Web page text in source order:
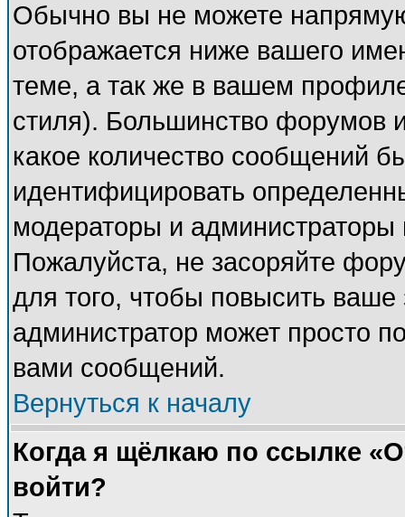
Обычно вы не можете
отображается ниже вашего
теме, а так же в вашем
стиля). Большинство форумов
какое количество сообщений
идентифицировать
модераторы и администраторы
Пожалуйста, не засоряйте
для того, чтобы повысить
администратор может просто
вами сообщений.
Вернуться к началу
Когда я щёлкаю по ссылке
войти?